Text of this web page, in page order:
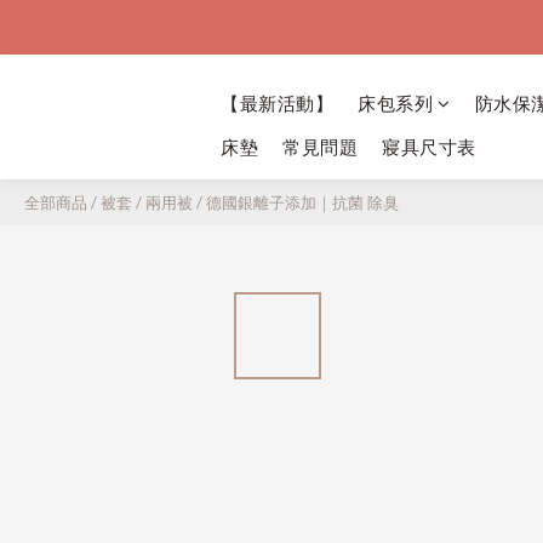
【最新活動】 床包系列
防水保
床墊
常見問題 寢具尺寸表
全部商品 /被套 / 兩用被 /德國銀離子添加｜抗菌 除臭